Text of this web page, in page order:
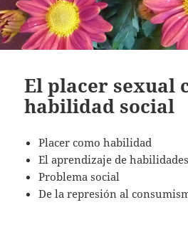
El placer sexual
habilidad social
Placer como habilidad
El aprendizaje de habilidades
Problema social
De la represión al